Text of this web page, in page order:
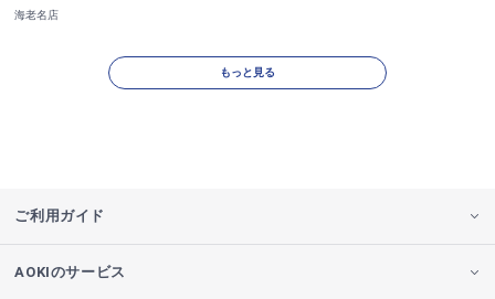
海老名店
もっと見る
ご利用ガイド
AOKIのサービス